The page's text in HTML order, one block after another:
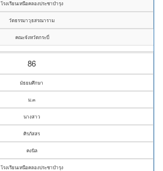
โรงเรียนเหนือคลองประชาบำรุง
วัดธรรมาวุธสรณาราม
คณะจังหวัดกระบี่
86
มัธยมศึกษา
ม.๓
นางสาว
ศิรภัสสร
คงนิล
โรงเรียนเหนือคลองประชาบำรุง